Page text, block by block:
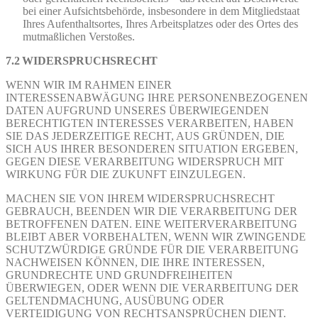
bei einer Aufsichtsbehörde, insbesondere in dem Mitgliedstaat
Ihres Aufenthaltsortes, Ihres Arbeitsplatzes oder des Ortes des
mutmaßlichen Verstoßes.
7.2 WIDERSPRUCHSRECHT
WENN WIR IM RAHMEN EINER
INTERESSENABWÄGUNG IHRE PERSONENBEZOGENEN
DATEN AUFGRUND UNSERES ÜBERWIEGENDEN
BERECHTIGTEN INTERESSES VERARBEITEN, HABEN
SIE DAS JEDERZEITIGE RECHT, AUS GRÜNDEN, DIE
SICH AUS IHRER BESONDEREN SITUATION ERGEBEN,
GEGEN DIESE VERARBEITUNG WIDERSPRUCH MIT
WIRKUNG FÜR DIE ZUKUNFT EINZULEGEN.
MACHEN SIE VON IHREM WIDERSPRUCHSRECHT
GEBRAUCH, BEENDEN WIR DIE VERARBEITUNG DER
BETROFFENEN DATEN. EINE WEITERVERARBEITUNG
BLEIBT ABER VORBEHALTEN, WENN WIR ZWINGENDE
SCHUTZWÜRDIGE GRÜNDE FÜR DIE VERARBEITUNG
NACHWEISEN KÖNNEN, DIE IHRE INTERESSEN,
GRUNDRECHTE UND GRUNDFREIHEITEN
ÜBERWIEGEN, ODER WENN DIE VERARBEITUNG DER
GELTENDMACHUNG, AUSÜBUNG ODER
VERTEIDIGUNG VON RECHTSANSPRÜCHEN DIENT.